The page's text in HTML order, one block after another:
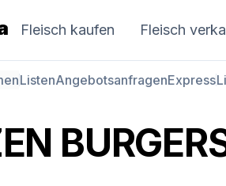
Fleisch kaufen Fleisch
ListenAngebotsanfragenExpress